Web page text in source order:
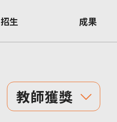
招生 成果
教師獲獎